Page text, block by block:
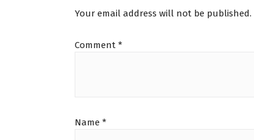
Your email address will not be published.
Comment *
Name *